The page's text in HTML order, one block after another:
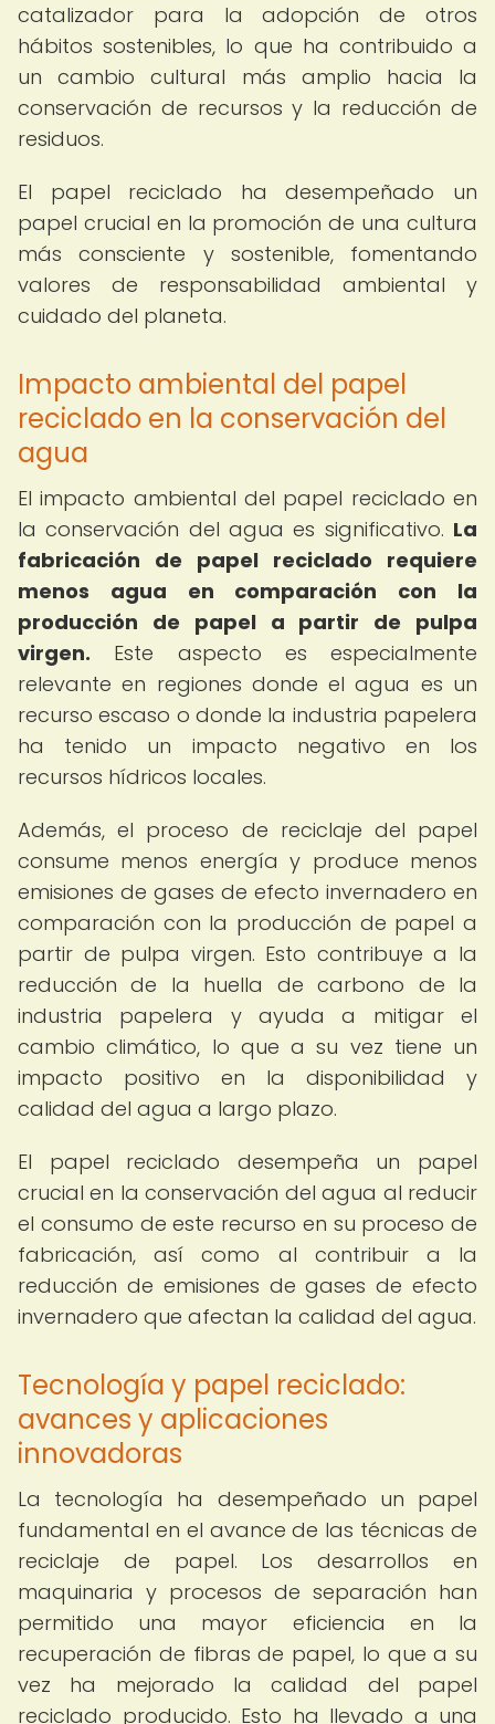
catalizador para la adopción de otros
hábitos sostenibles, lo que ha contribuido a
un cambio cultural más amplio hacia la
conservación de recursos y la reducción de
residuos.
El papel reciclado ha desempeñado un
papel crucial en la promoción de una cultura
más consciente y sostenible, fomentando
valores de responsabilidad ambiental y
cuidado del planeta.
Impacto ambiental del papel
reciclado en la conservación del
agua
El impacto ambiental del papel reciclado en
la conservación del agua es significativo. La
fabricación de papel reciclado requiere
menos agua en comparación con la
producción de papel a partir de pulpa
virgen. Este aspecto es especialmente
relevante en regiones donde el agua es un
recurso escaso o donde la industria papelera
ha tenido un impacto negativo en los
recursos hídricos locales.
Además, el proceso de reciclaje del papel
consume menos energía y produce menos
emisiones de gases de efecto invernadero en
comparación con la producción de papel a
partir de pulpa virgen. Esto contribuye a la
reducción de la huella de carbono de la
industria papelera y ayuda a mitigar el
cambio climático, lo que a su vez tiene un
impacto positivo en la disponibilidad y
calidad del agua a largo plazo.
El papel reciclado desempeña un papel
crucial en la conservación del agua al reducir
el consumo de este recurso en su proceso de
fabricación, así como al contribuir a la
reducción de emisiones de gases de efecto
invernadero que afectan la calidad del agua.
Tecnología y papel reciclado:
avances y aplicaciones
innovadoras
La tecnología ha desempeñado un papel
fundamental en el avance de las técnicas de
reciclaje de papel. Los desarrollos en
maquinaria y procesos de separación han
permitido una mayor eficiencia en la
recuperación de fibras de papel, lo que a su
vez ha mejorado la calidad del papel
reciclado producido. Esto ha llevado a una